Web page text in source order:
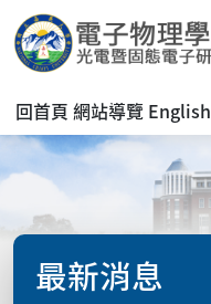
回首頁 網站導覽 English
最新消息